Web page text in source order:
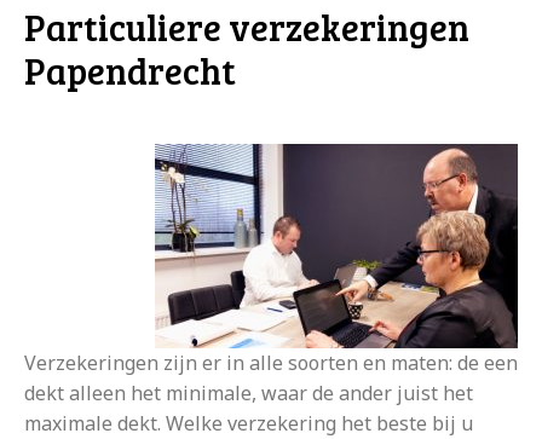
Particuliere verzekeringen
Papendrecht
Verzekeringen zijn er in alle soorten en maten: de een
dekt alleen het minimale, waar de ander juist het
maximale dekt. Welke verzekering het beste bij u